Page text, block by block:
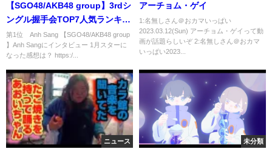
【SGO48/AKB48 group】3rdシ
ングル握手会TOP7人気ランキン
グ
第1位 Anh Sang 【SGO48/AKB48 group
】Anh Sangにインタビュー 1月スターに
なった感想は？ https:/...
アーチョム・ゲイ
1:名無しさん＠おカマいっぱい
2023.03.12(Sun) アーチョム・ゲイって動
画が話題らしいぞ 2:名無しさん＠おカマ
いっぱい2023...
ニュース 未分類